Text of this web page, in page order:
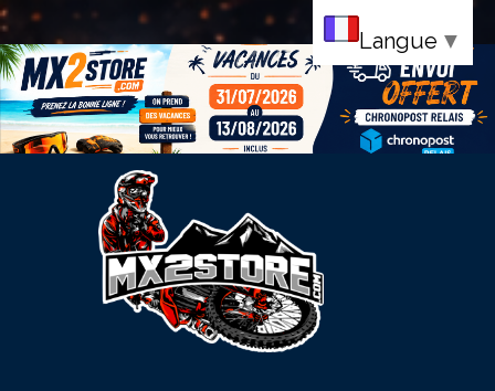
Bandeau vacance
Langue ▼